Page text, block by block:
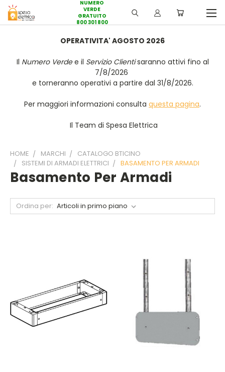
NUMERO
VERDE
GRATUITO
800 301 800
OPERATIVITA' AGOSTO 2026
Il Numero Verdee il Servizio Clientisaranno attivi fino al
7/8/2026
e torneranno operativi a partire dal 31/8/2026.
Per maggiori informazioni consulta questa pagina.
Il Team di Spesa Elettrica
HOME MARCHI
CATALOGO BTICINO
SISTEMI DI ARMADI ELETTRICI
BASAMENTO PER ARMADI
Basamento Per Armadi
Ordina per: